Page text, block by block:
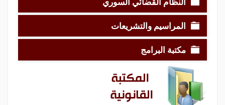
المراسيم والتشريعات
مكتبة البرامج